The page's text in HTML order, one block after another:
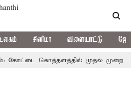
சினிமா விளையாட்டு
கொத்தளத்தில் முதல் முறையாக